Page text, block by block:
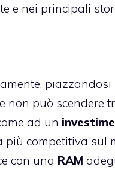
e nei principali
può scendere
ad un
competitiva sul
con una RAM